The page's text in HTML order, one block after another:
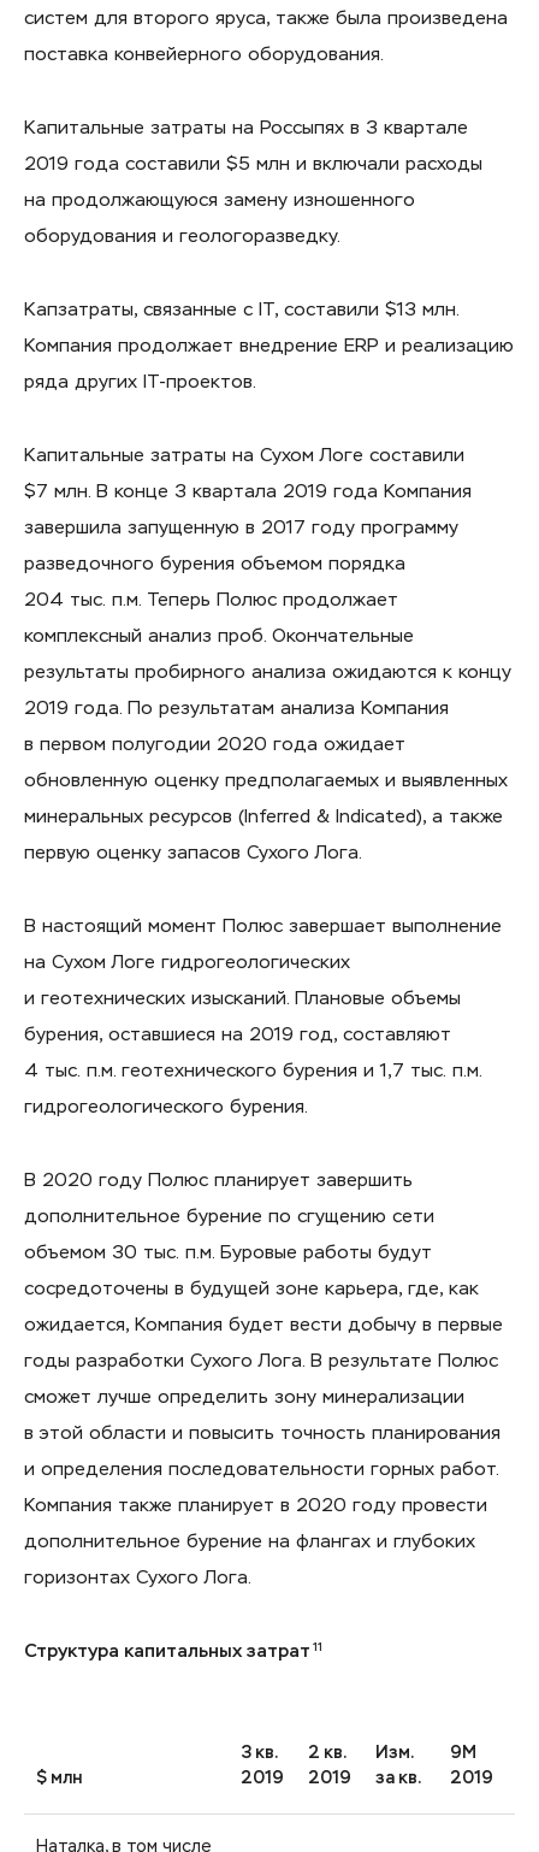
систем для второго яруса, также была произведена
поставка конвейерного оборудования.
Капитальные затраты на Россыпях в 3 квартале
2019 года составили $5 млн и включали расходы
на продолжающуюся замену изношенного
оборудования и геологоразведку.
Капзатраты, связанные с IT, составили $13 млн.
Компания продолжает внедрение ERP и реализацию
ряда других IT-проектов.
Капитальные затраты на Сухом Логе составили
$7 млн. В конце 3 квартала 2019 года Компания
завершила запущенную в 2017 году программу
разведочного бурения объемом порядка
204 тыс. п.м. Теперь Полюс продолжает
комплексный анализ проб. Окончательные
результаты пробирного анализа ожидаются к концу
2019 года. По результатам анализа Компания
в первом полугодии 2020 года ожидает
обновленную оценку предполагаемых и выявленных
минеральных ресурсов (Inferred & Indicated), а также
первую оценку запасов Сухого Лога.
В настоящий момент Полюс завершает выполнение
на Сухом Логе гидрогеологических
и геотехнических изысканий. Плановые объемы
бурения, оставшиеся на 2019 год, составляют
4 тыс. п.м. геотехнического бурения и 1,7 тыс. п.м.
гидрогеологического бурения.
В 2020 году Полюс планирует завершить
дополнительное бурение по сгущению сети
объемом 30 тыс. п.м. Буровые работы будут
сосредоточены в будущей зоне карьера, где, как
ожидается, Компания будет вести добычу в первые
годы разработки Сухого Лога. В результате Полюс
сможет лучше определить зону минерализации
в этой области и повысить точность планирования
и определения последовательности горных работ.
Компания также планирует в 2020 году провести
дополнительное бурение на флангах и глубоких
горизонтах Сухого Лога.
Структура капитальных затрат 11
$ млн
3 кв.
2019
2 кв.
2019
Изм.
за кв.
9M
2019
Наталка, в том числе